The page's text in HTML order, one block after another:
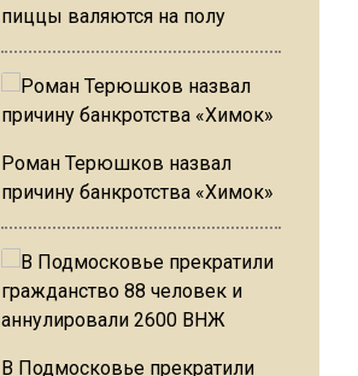
пиццы валяются на полу
Роман Терюшков назвал
причину банкротства «Химок»
В Подмосковье прекратили